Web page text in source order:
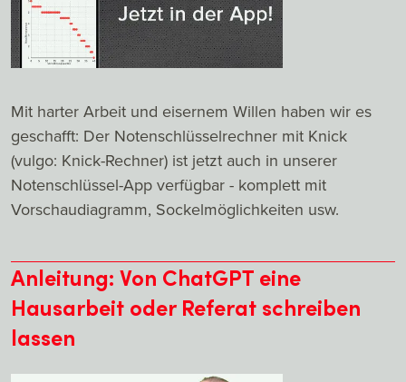
Mit harter Arbeit und eisernem Willen haben wir es
geschafft: Der Notenschlüsselrechner mit Knick
(vulgo: Knick-Rechner) ist jetzt auch in unserer
Notenschlüssel-App verfügbar - komplett mit
Vorschaudiagramm, Sockelmöglichkeiten usw.
Anleitung: Von ChatGPT eine
Hausarbeit oder Referat schreiben
lassen